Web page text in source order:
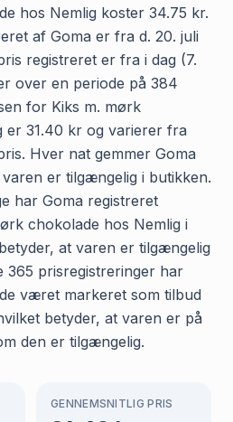
hos Nemlig koster 34.75 kr.
af Goma er fra d. 20. juli
registreret er fra i dag (7.
over en periode på 384
for Kiks m. mørk
er 31.40 kr og varierer fra
Hver nat gemmer Goma
er tilgængelig i butikken.
har Goma registreret
chokolade hos Nemlig i
at varen er tilgængelig
365 prisregistreringer har
været markeret som tilbud
betyder, at varen er på
den er tilgængelig.
GENNEMSNITLIG PRIS